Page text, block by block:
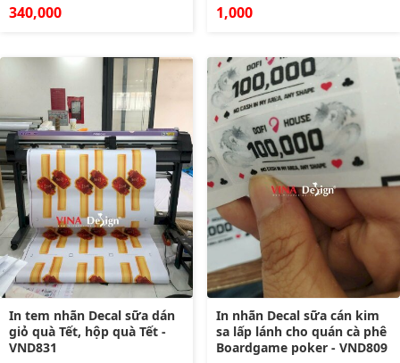
340,000 1,000
In tem nhãn Decal sữa dán
giỏ quà Tết, hộp quà Tết -
VND831
In nhãn Decal sữa cán kim
sa lấp lánh cho quán cà phê
Boardgame poker - VND809